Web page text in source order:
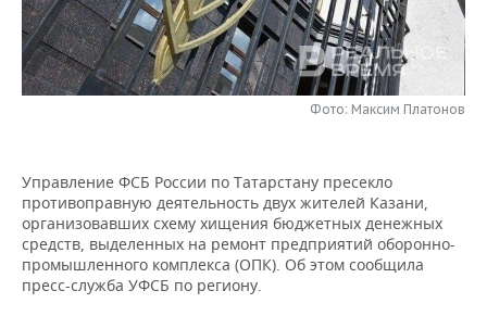
НЕФТЕХИМИЯ
НЕФТЬ
РОЗНИЧНАЯ ТОРГОВЛЯ
ТРАНСПОРТ
НОВОСТИ ТЕХНОЛОГИЙ
IT
ТЕЛЕКОММУНИКАЦИИ
МЕРОПРИЯТИЯ
НОВОСТИ МЕРОПРИЯТИЙ
БИЗНЕС-БРАНЧИ
ONLINE-КОНФЕРЕНЦИИ
ОТКРЫТАЯ ЛЕКЦИЯ
СПОРТ
ФУТБОЛ
ХОККЕЙ
БАСКЕТБОЛ
НОВОСТИ ОБЩЕСТВА
ВЛАСТЬ
ИНФРАСТРУКТУРА
ФОТОГАЛЕРЕЯ
СЮЖЕТЫ
СПРАВОЧНИК
Фото: Максим Платонов
Управление ФСБ России по Татарстану пресекло
противоправную деятельность двух жителей Казани,
организовавших схему хищения бюджетных денежных
средств, выделенных на ремонт предприятий оборонно-
промышленного комплекса (ОПК). Об этом сообщила
пресс-служба УФСБ по региону.